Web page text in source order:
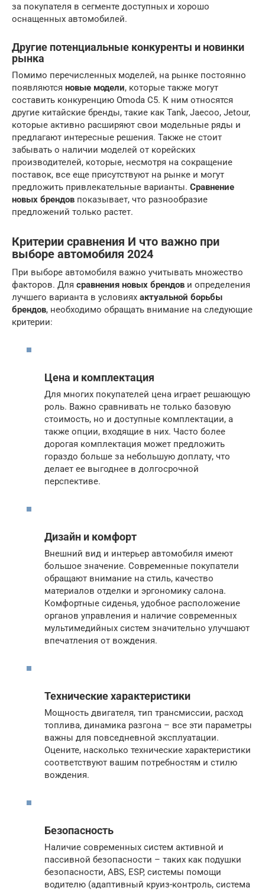
за покупателя в сегменте доступных и хорошо
оснащенных автомобилей.
Другие потенциальные конкуренты и новинки
рынка
Помимо перечисленных моделей, на рынке постоянно
появляются новые модели, которые также могут
составить конкуренцию Omoda C5. К ним относятся
другие китайские бренды, такие как Tank, Jaecoo, Jetour,
которые активно расширяют свои модельные ряды и
предлагают интересные решения. Также не стоит
забывать о наличии моделей от корейских
производителей, которые, несмотря на сокращение
поставок, все еще присутствуют на рынке и могут
предложить привлекательные варианты. Сравнение
новых брендов показывает, что разнообразие
предложений только растет.
Критерии сравнения И что важно при
выборе автомобиля 2024
При выборе автомобиля важно учитывать множество
факторов. Для сравнения новых брендов и определения
лучшего варианта в условиях актуальной борьбы
брендов, необходимо обращать внимание на следующие
критерии:
Цена и комплектация
Для многих покупателей цена играет решающую
роль. Важно сравнивать не только базовую
стоимость, но и доступные комплектации, а
также опции, входящие в них. Часто более
дорогая комплектация может предложить
гораздо больше за небольшую доплату, что
делает ее выгоднее в долгосрочной
перспективе.
Дизайн и комфорт
Внешний вид и интерьер автомобиля имеют
большое значение. Современные покупатели
обращают внимание на стиль, качество
материалов отделки и эргономику салона.
Комфортные сиденья, удобное расположение
органов управления и наличие современных
мультимедийных систем значительно улучшают
впечатления от вождения.
Технические характеристики
Мощность двигателя, тип трансмиссии, расход
топлива, динамика разгона – все эти параметры
важны для повседневной эксплуатации.
Оцените, насколько технические характеристики
соответствуют вашим потребностям и стилю
вождения.
Безопасность
Наличие современных систем активной и
пассивной безопасности – таких как подушки
безопасности, ABS, ESP, системы помощи
водителю (адаптивный круиз-контроль, система